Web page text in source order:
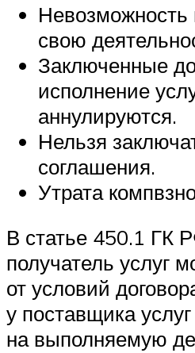
Невозможность
свою
Заключенные
исполнение
аннулируются.
Нельзя
соглашения.
Утрата
В статье 450.1 ГК
получатель услуг
от условий
у поставщика
на выполняемую